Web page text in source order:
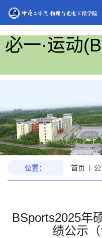
必一·运动
位置： 首页
BSports2025年
绩公示（